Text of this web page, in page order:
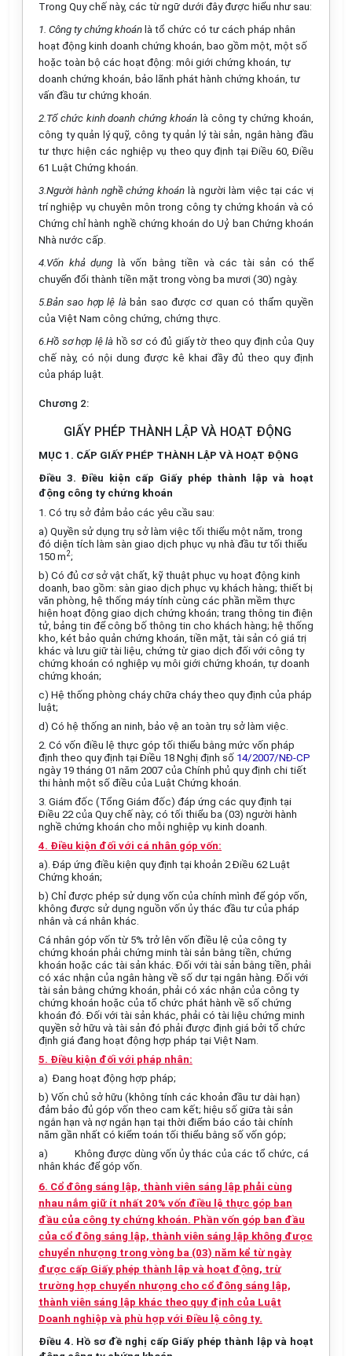
Trong Quy chế này, các từ ngữ dưới đây được hiểu như sau:
1. Công ty chứng khoán là tổ chức có tư cách pháp nhân
hoạt động kinh doanh chứng khoán, bao gồm một, một số
hoặc toàn bộ các hoạt động: môi giới chứng khoán, tự
doanh chứng khoán, bảo lãnh phát hành chứng khoán, tư
vấn đầu tư chứng khoán.
2.Tổ chức kinh doanh chứng khoán là công ty chứng khoán,
công ty quản lý quỹ, công ty quản lý tài sản, ngân hàng đầu
tư thực hiện các nghiệp vụ theo quy định tại Điều 60, Điều
61 Luật Chứng khoán.
3.Người hành nghề chứng khoán là người làm việc tại các vị
trí nghiệp vụ chuyên môn trong công ty chứng khoán và có
Chứng chỉ hành nghề chứng khoán do Uỷ ban Chứng khoán
Nhà nước cấp.
4.Vốn khả dụng là vốn bằng tiền và các tài sản có thể
chuyển đổi thành tiền mặt trong vòng ba mươi (30) ngày.
5.Bản sao hợp lệ là bản sao được cơ quan có thẩm quyền
của Việt Nam công chứng, chứng thực.
6.Hồ sơ hợp lệ là hồ sơ có đủ giấy tờ theo quy định của Quy
chế này, có nội dung được kê khai đầy đủ theo quy định
của pháp luật.
Chương 2:
GIẤY PHÉP THÀNH LẬP VÀ HOẠT ĐỘNG
MỤC 1. CẤP GIẤY PHÉP THÀNH LẬP VÀ HOẠT ĐỘNG
Điều 3. Điều kiện cấp Giấy phép thành lập và hoạt
động công ty chứng khoán
1. Có trụ sở đảm bảo các yêu cầu sau:
a) Quyền sử dụng trụ sở làm việc tối thiểu một năm, trong
đó diện tích làm sàn giao dịch phục vụ nhà đầu tư tối thiểu
150 m2;
b) Có đủ cơ sở vật chất, kỹ thuật phục vụ hoạt động kinh
doanh, bao gồm: sàn giao dịch phục vụ khách hàng; thiết bị
văn phòng, hệ thống máy tính cùng các phần mềm thực
hiện hoạt động giao dịch chứng khoán; trang thông tin điện
tử, bảng tin để công bố thông tin cho khách hàng; hệ thống
kho, két bảo quản chứng khoán, tiền mặt, tài sản có giá trị
khác và lưu giữ tài liệu, chứng từ giao dịch đối với công ty
chứng khoán có nghiệp vụ môi giới chứng khoán, tự doanh
chứng khoán;
c) Hệ thống phòng cháy chữa cháy theo quy định của pháp
luật;
d) Có hệ thống an ninh, bảo vệ an toàn trụ sở làm việc.
2. Có vốn điều lệ thực góp tối thiểu bằng mức vốn pháp
định theo quy định tại Điều 18 Nghị định số 14/2007/NĐ-CP
ngày 19 tháng 01 năm 2007 của Chính phủ quy định chi tiết
thi hành một số điều của Luật Chứng khoán.
3. Giám đốc (Tổng Giám đốc) đáp ứng các quy định tại
Điều 22 của Quy chế này; có tối thiểu ba (03) người hành
nghề chứng khoán cho mỗi nghiệp vụ kinh doanh.
4. Điều kiện đối với cá nhân góp vốn:
a). Đáp ứng điều kiện quy định tại khoản 2 Điều 62 Luật
Chứng khoán;
b) Chỉ được phép sử dụng vốn của chính mình để góp vốn,
không được sử dụng nguồn vốn ủy thác đầu tư của pháp
nhân và cá nhân khác.
Cá nhân góp vốn từ 5% trở lên vốn điều lệ của công ty
chứng khoán phải chứng minh tài sản bằng tiền, chứng
khoán hoặc các tài sản khác. Đối với tài sản bằng tiền, phải
có xác nhận của ngân hàng về số dư tại ngân hàng. Đối với
tài sản bằng chứng khoán, phải có xác nhận của công ty
chứng khoán hoặc của tổ chức phát hành về số chứng
khoán đó. Đối với tài sản khác, phải có tài liệu chứng minh
quyền sở hữu và tài sản đó phải được định giá bởi tổ chức
định giá đang hoạt động hợp pháp tại Việt Nam.
5. Điều kiện đối với pháp nhân:
a) Đang hoạt động hợp pháp;
b) Vốn chủ sở hữu (không tính các khoản đầu tư dài hạn)
đảm bảo đủ góp vốn theo cam kết; hiệu số giữa tài sản
ngắn hạn và nợ ngắn hạn tại thời điểm báo cáo tài chính
năm gần nhất có kiểm toán tối thiểu bằng số vốn góp;
a)
Không được dùng vốn ủy thác của các tổ chức, cá
nhân khác để góp vốn.
6. Cổ đông sáng lập, thành viên sáng lập phải cùng
nhau nắm giữ ít nhất 20% vốn điều lệ thực góp ban
đầu của công ty chứng khoán. Phần vốn góp ban đầu
của cổ đông sáng lập, thành viên sáng lập không được
chuyển nhượng trong vòng ba (03) năm kể từ ngày
được cấp Giấy phép thành lập và hoạt động, trừ
trường hợp chuyển nhượng cho cổ đông sáng lập,
thành viên sáng lập khác theo quy định của Luật
Doanh nghiệp và phù hợp với Điều lệ công ty.
Điều 4. Hồ sơ đề nghị cấp Giấy phép thành lập và hoạt